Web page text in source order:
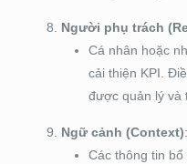
Người phụ trách
Cá nhân hoặc
cải thiện KPI.
được quản lý và
Ngữ cảnh (Context):
Các thông tin